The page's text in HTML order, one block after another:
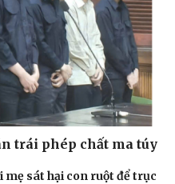
trái phép chất ma túy
sát hại con ruột để trục